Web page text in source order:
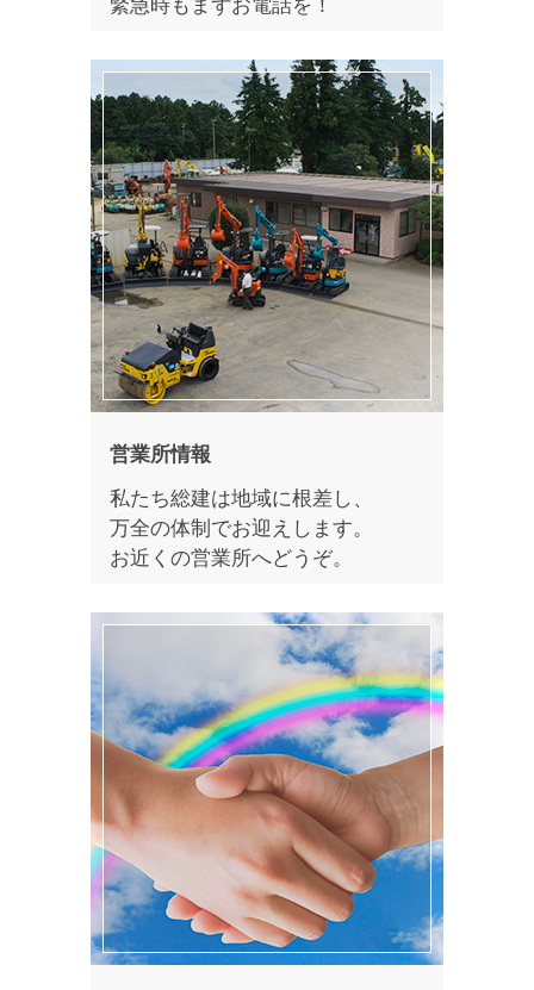
営業所情報
私たち総建は地域に根差し、
万全の体制でお迎えします。
お近くの営業所へどうぞ。